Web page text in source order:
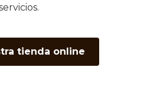
tienda online